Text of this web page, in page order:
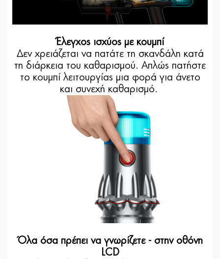
Έλεγχος ισχύος με κουμπί
Δεν χρειάζεται να πατάτε τη σκανδάλη κατά
τη διάρκεια του καθαρισμού. Απλώς πατήστε
το κουμπί λειτουργίας μια φορά για άνετο
και συνεχή καθαρισμό.
Όλα όσα πρέπει να γνωρίζετε - στην οθόνη
LCD